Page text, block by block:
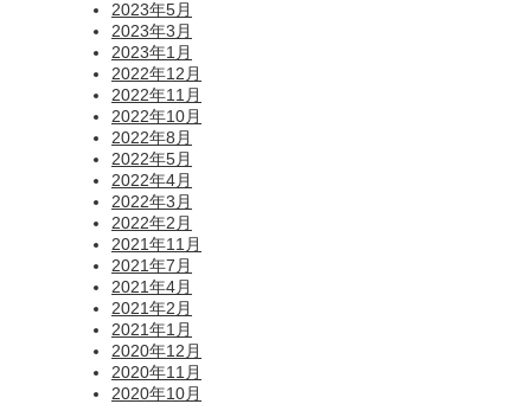
2023年5月
2023年3月
2023年1月
2022年12月
2022年11月
2022年10月
2022年8月
2022年5月
2022年4月
2022年3月
2022年2月
2021年11月
2021年7月
2021年4月
2021年2月
2021年1月
2020年12月
2020年11月
2020年10月